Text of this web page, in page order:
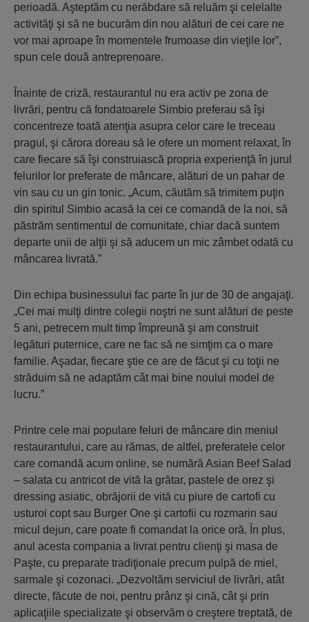
perioadă. Aşteptăm cu nerăbdare să reluăm şi celelalte
activităţi şi să ne bucurăm din nou alături de cei care ne
vor mai aproape în momentele frumoase din vieţile lor”,
spun cele două antreprenoare.
Înainte de criză, restaurantul nu era activ pe zona de
livrări, pentru că fondatoarele Simbio preferau să îşi
concentreze toată atenţia asupra celor care le treceau
pragul, şi cărora doreau să le ofere un moment relaxat, în
care fiecare să îşi construiască propria experienţă în jurul
felurilor lor preferate de mâncare, alături de un pahar de
vin sau cu un gin tonic. „Acum, căutăm să trimitem puţin
din spiritul Simbio acasă la cei ce comandă de la noi, să
păstrăm sentimentul de comunitate, chiar dacă suntem
departe unii de alţii şi să aducem un mic zâmbet odată cu
mâncarea livrată.”
Din echipa businessului fac parte în jur de 30 de angajaţi.
„Cei mai mulţi dintre colegii noştri ne sunt alături de peste
5 ani, petrecem mult timp împreună şi am construit
legături puternice, care ne fac să ne simţim ca o mare
familie. Aşadar, fiecare ştie ce are de făcut şi cu toţii ne
străduim să ne adaptăm cât mai bine noului model de
lucru.”
Printre cele mai populare feluri de mâncare din meniul
restaurantului, care au rămas, de altfel, preferatele celor
care comandă acum online, se numără Asian Beef Salad
– salata cu antricot de vită la grătar, pastele de orez şi
dressing asiatic, obrăjorii de vită cu piure de cartofi cu
usturoi copt sau Burger One şi cartofii cu rozmarin sau
micul dejun, care poate fi comandat la orice oră. În plus,
anul acesta compania a livrat pentru clienţi şi masa de
Paşte, cu preparate tradiţionale precum pulpă de miel,
sarmale şi cozonaci. „Dezvoltăm serviciul de livrări, atât
directe, făcute de noi, pentru prânz şi cină, cât şi prin
aplicaţiile specializate şi observăm o creştere treptată, de